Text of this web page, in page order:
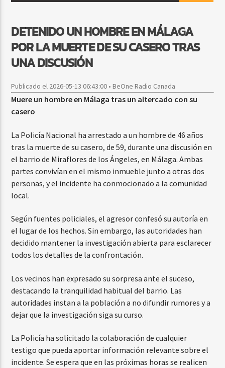
9:00 PM 12:00 AM
DETENIDO UN HOMBRE EN MÁLAGA
POR LA MUERTE DE SU CASERO TRAS
UNA DISCUSIÓN
Publicado el 2026-05-13 06:43:00 • BeOne Radio Canada
Muere un hombre en Málaga tras un altercado con su
casero
La Policía Nacional ha arrestado a un hombre de 46 años
tras la muerte de su casero, de 59, durante una discusión en
el barrio de Miraflores de los Ángeles, en Málaga. Ambas
partes convivían en el mismo inmueble junto a otras dos
personas, y el incidente ha conmocionado a la comunidad
local.
Según fuentes policiales, el agresor confesó su autoría en
el lugar de los hechos. Sin embargo, las autoridades han
decidido mantener la investigación abierta para esclarecer
todos los detalles de la confrontación.
Los vecinos han expresado su sorpresa ante el suceso,
destacando la tranquilidad habitual del barrio. Las
autoridades instan a la población a no difundir rumores y a
dejar que la investigación siga su curso.
La Policía ha solicitado la colaboración de cualquier
testigo que pueda aportar información relevante sobre el
incidente. Se espera que en las próximas horas se realicen